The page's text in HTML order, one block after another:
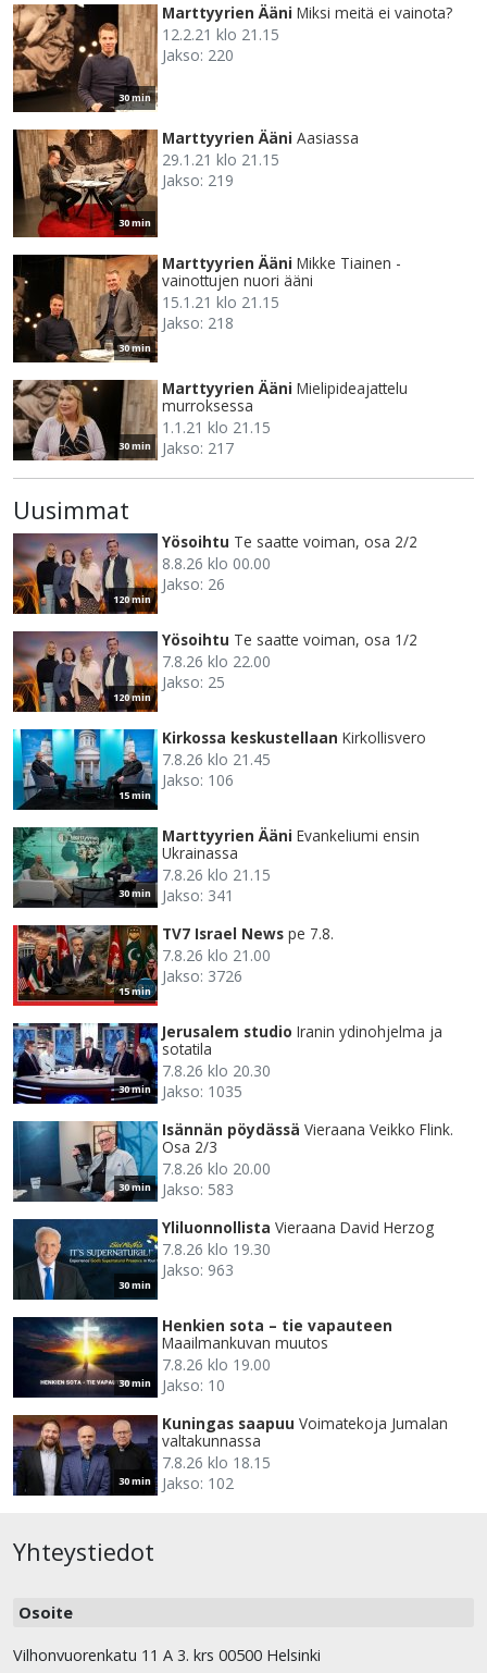
30 min
Marttyyrien Ääni Miksi meitä ei vainota?
12.2.21 klo 21.15
Jakso: 220
30 min
Marttyyrien Ääni Aasiassa
29.1.21 klo 21.15
Jakso: 219
30 min
Marttyyrien Ääni Mikke Tiainen -
vainottujen nuori ääni
15.1.21 klo 21.15
Jakso: 218
30 min
Marttyyrien Ääni Mielipideajattelu
murroksessa
1.1.21 klo 21.15
Jakso: 217
Uusimmat
120 min
Yösoihtu Te saatte voiman, osa 2/2
8.8.26 klo 00.00
Jakso: 26
120 min
Yösoihtu Te saatte voiman, osa 1/2
7.8.26 klo 22.00
Jakso: 25
15 min
Kirkossa keskustellaan Kirkollisvero
7.8.26 klo 21.45
Jakso: 106
30 min
Marttyyrien Ääni Evankeliumi ensin
Ukrainassa
7.8.26 klo 21.15
Jakso: 341
15 min
TV7 Israel News pe 7.8.
7.8.26 klo 21.00
Jakso: 3726
30 min
Jerusalem studio Iranin ydinohjelma ja
sotatila
7.8.26 klo 20.30
Jakso: 1035
30 min
Isännän pöydässä Vieraana Veikko Flink.
Osa 2/3
7.8.26 klo 20.00
Jakso: 583
30 min
Yliluonnollista Vieraana David Herzog
7.8.26 klo 19.30
Jakso: 963
30 min
Henkien sota – tie vapauteen
Maailmankuvan muutos
7.8.26 klo 19.00
Jakso: 10
30 min
Kuningas saapuu Voimatekoja Jumalan
valtakunnassa
7.8.26 klo 18.15
Jakso: 102
Yhteystiedot
Osoite
Vilhonvuorenkatu 11 A 3. krs 00500 Helsinki